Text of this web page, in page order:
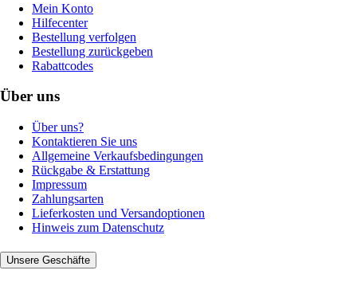
Mein Konto
Hilfecenter
Bestellung verfolgen
Bestellung zurückgeben
Rabattcodes
Über uns
Über uns?
Kontaktieren Sie uns
Allgemeine Verkaufsbedingungen
Rückgabe & Erstattung
Impressum
Zahlungsarten
Lieferkosten und Versandoptionen
Hinweis zum Datenschutz
Unsere Geschäfte